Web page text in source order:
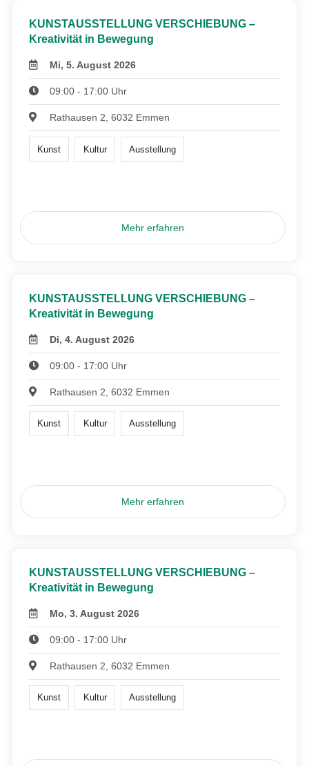
KUNSTAUSSTELLUNG VERSCHIEBUNG –
Kreativität in Bewegung
Mi, 5. August 2026
09:00 - 17:00 Uhr
Rathausen 2, 6032 Emmen
Kunst Kultur Ausstellung
Mehr erfahren
KUNSTAUSSTELLUNG VERSCHIEBUNG –
Kreativität in Bewegung
Di, 4. August 2026
09:00 - 17:00 Uhr
Rathausen 2, 6032 Emmen
Kunst Kultur Ausstellung
Mehr erfahren
KUNSTAUSSTELLUNG VERSCHIEBUNG –
Kreativität in Bewegung
Mo, 3. August 2026
09:00 - 17:00 Uhr
Rathausen 2, 6032 Emmen
Kunst Kultur Ausstellung